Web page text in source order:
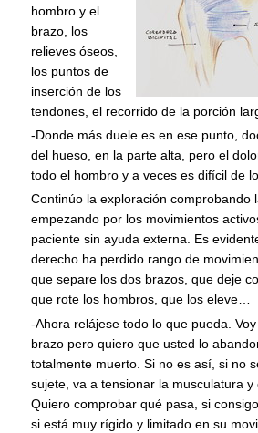
hombro y el
brazo, los
relieves óseos,
los puntos de
inserción de los
tendones, el recorrido de la porción
-Donde más duele es en ese punto,
del hueso, en la parte alta, pero el
todo el hombro y a veces es difícil de
Continúo la exploración comprobando
empezando por los movimientos
paciente sin ayuda externa. Es
derecho ha perdido rango de
que separe los dos brazos, que deje
que rote los hombros, que los eleve…
-Ahora relájese todo lo que pueda.
brazo pero quiero que usted lo
totalmente muerto. Si no es así, si no
sujete, va a tensionar la musculatura y
Quiero comprobar qué pasa, si
si está muy rígido y limitado en su